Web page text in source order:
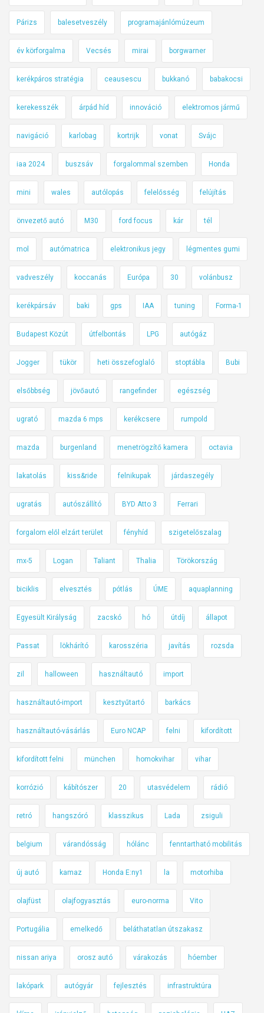
Párizs balesetveszély programajánlómúzeum
év körforgalma Vecsés mirai borgwarner
kerékpáros stratégia ceausescu bukkanó babakocsi
kerekesszék árpád híd innováció elektromos jármű
navigáció karlobag kortrijk vonat Svájc
iaa 2024 buszsáv forgalommal szemben Honda
mini wales autólopás felelősség felújítás
önvezető autó M30 ford focus kár tél
mol autómatrica elektronikus jegy légmentes gumi
vadveszély koccanás Európa 30 volánbusz
kerékpársáv baki gps IAA tuning Forma-1
Budapest Közút útfelbontás LPG autógáz
Jogger tükör heti összefoglaló stoptábla Bubi
elsőbbség jövőautó rangefinder egészség
ugrató mazda 6 mps kerékcsere rumpold
mazda burgenland menetrögzítő kamera octavia
lakatolás kiss&ride felnikupak járdaszegély
ugratás autószállító BYD Atto 3 Ferrari
forgalom elől elzárt terület fényhíd szigetelőszalag
mx-5 Logan Taliant Thalia Törökország
biciklis elvesztés pótlás ÚME aquaplanning
Egyesült Királyság zacskó hó útdíj állapot
Passat lökhárító karosszéria javítás rozsda
zil halloween használtautó import
használtautó-import kesztyűtartó barkács
használtautó-vásárlás Euro NCAP felni kifordított
kifordított felni münchen homokvihar vihar
korrózió kábítószer 20 utasvédelem rádió
retró hangszóró klasszikus Lada zsiguli
belgium várandósság hólánc fenntartható mobilitás
új autó kamaz Honda E:ny1 la motorhiba
olajfüst olajfogyasztás euro-norma Vito
Portugália emelkedő beláthatatlan útszakasz
nissan ariya orosz autó várakozás hóember
lakópark autógyár fejlesztés infrastruktúra